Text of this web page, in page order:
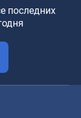
последних